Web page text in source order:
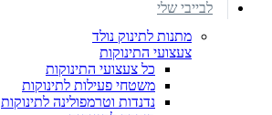
לבייבי שלי
מתנות לתינוק נולד
צעצועי התינוקות
כל צעצועי התינוקות
משטחי פעילות לתינוקות
נדנדות וטרמפולינה לתינוקות